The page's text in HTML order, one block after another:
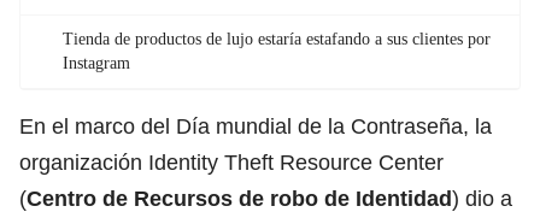
Tienda de productos de lujo estaría estafando a sus clientes por
Instagram
En el marco del Día mundial de la Contraseña, la
organización Identity Theft Resource Center
(Centro de Recursos de robo de Identidad) dio a